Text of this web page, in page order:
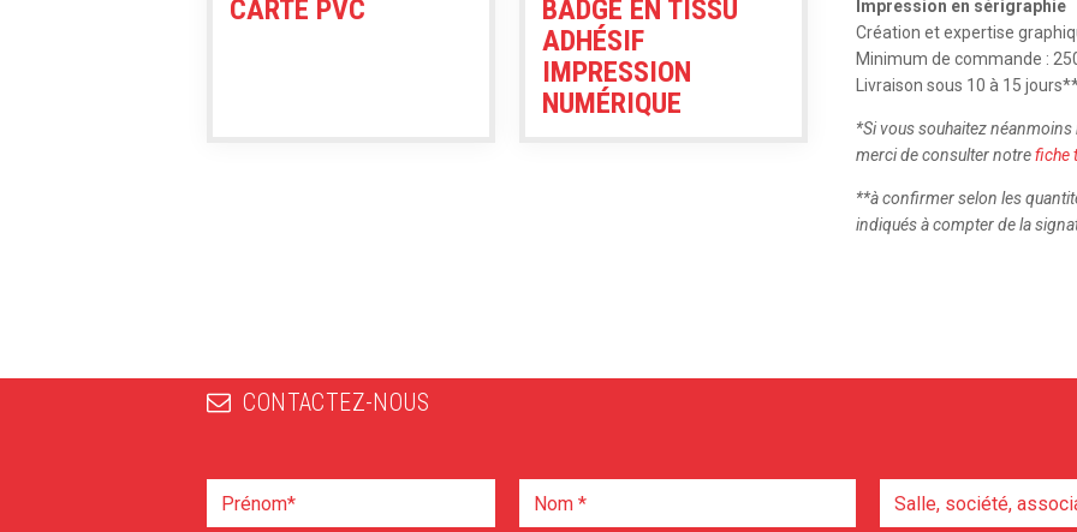
CARTE PVC
BADGE EN TISSU
ADHÉSIF
IMPRESSION
NUMÉRIQUE
Impression en sérigraphie
Création et expertise
Minimum de commande :
Livraison sous 10 à 15
*Si vous souhaitez
merci de consulter notrefiche
**à confirmer selon les
indiqués à compter de la
CONTACTEZ-NOUS